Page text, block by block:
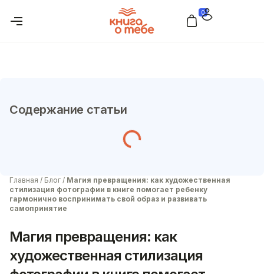
0
Главная / Блог / Магия превращения: как художественная
стилизация фотографии в книге помогает ребенку
гармонично воспринимать свой образ и развивать
самопринятие
Магия превращения: как
художественная стилизация
Содержание статьи